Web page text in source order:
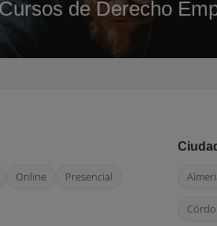
de Derecho
Online Presencial